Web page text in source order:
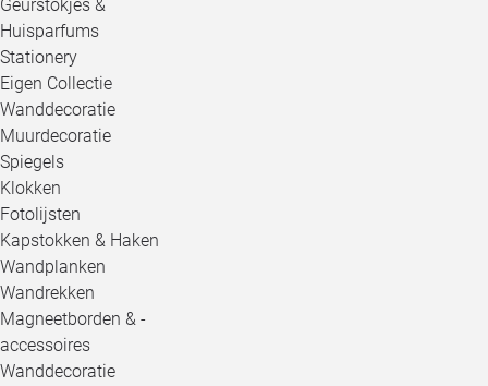
Geurstokjes &
Huisparfums
Stationery
Eigen Collectie
Wanddecoratie
Muurdecoratie
Spiegels
Klokken
Fotolijsten
Kapstokken & Haken
Wandplanken
Wandrekken
Magneetborden & -
accessoires
Wanddecoratie